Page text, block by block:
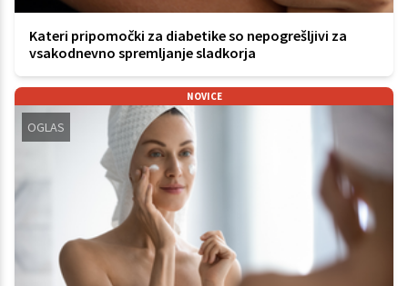
Kateri pripomočki za diabetike so nepogrešljivi za
vsakodnevno spremljanje sladkorja
NOVICE
OGLAS